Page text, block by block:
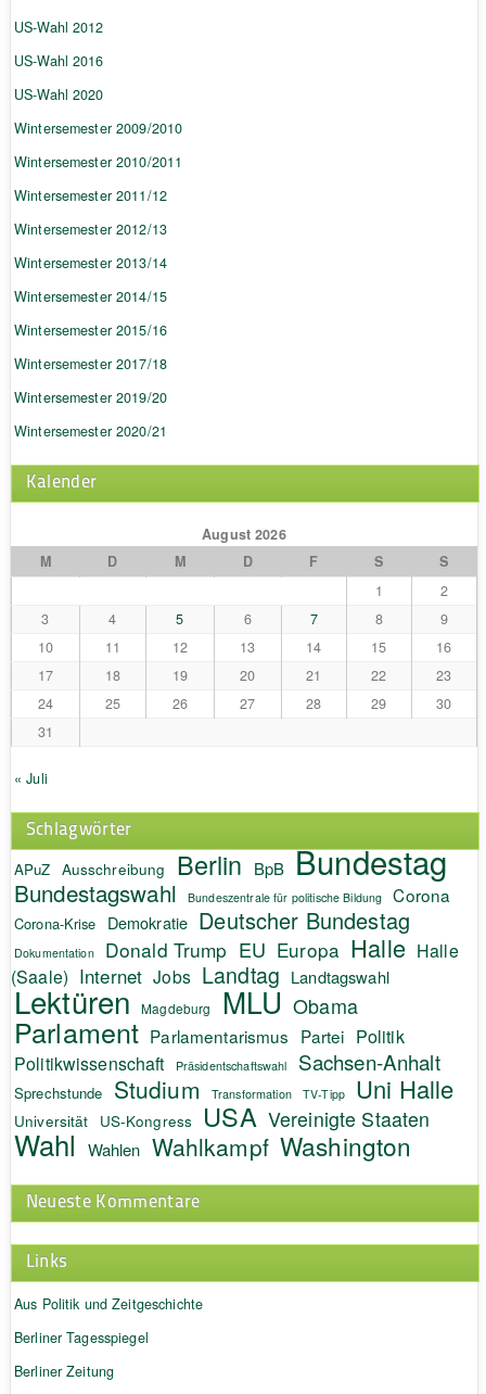
US-Wahl 2012
US-Wahl 2016
US-Wahl 2020
Wintersemester 2009/2010
Wintersemester 2010/2011
Wintersemester 2011/12
Wintersemester 2012/13
Wintersemester 2013/14
Wintersemester 2014/15
Wintersemester 2015/16
Wintersemester 2017/18
Wintersemester 2019/20
Wintersemester 2020/21
Kalender
August 2026
M
D M D F S
S
1
2
3
4 5 6 7 8
9
10
11 12 13 14 15
16
17
18 19 20 21 22
23
24
25 26 27 28 29
30
31
« Juli
Schlagwörter
APuZ Ausschreibung Berlin BpB Bundestag
Bundestagswahl Bundeszentrale für politische Bildung Corona
Corona-Krise Demokratie Deutscher Bundestag
Dokumentation Donald Trump EU Europa Halle Halle
(Saale) Internet Jobs Landtag Landtagswahl
Lektüren Magdeburg MLU Obama
Parlament Parlamentarismus Partei Politik
Politikwissenschaft Präsidentschaftswahl Sachsen-Anhalt
Sprechstunde Studium Transformation TV-Tipp Uni Halle
Universität US-Kongress USA Vereinigte Staaten
Wahl Wahlen Wahlkampf Washington
Neueste Kommentare
Links
Aus Politik und Zeitgeschichte
Berliner Tagesspiegel
Berliner Zeitung